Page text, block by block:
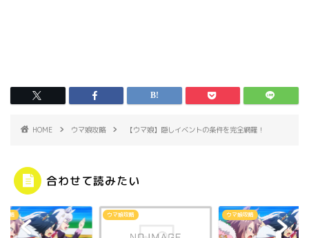
HOME ウマ娘攻略 【ウマ娘】隠しイベントの条件を完全網羅！
合わせて読みたい
マ娘攻略 ウマ娘攻略 ウマ娘攻略
『2024年最新』管理人がお